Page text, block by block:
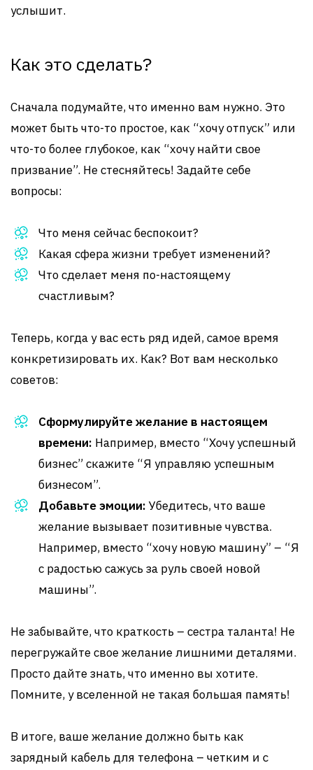
услышит.
Как это сделать?
Сначала подумайте, что именно вам нужно. Это
может быть что-то простое, как “хочу отпуск” или
что-то более глубокое, как “хочу найти свое
призвание”. Не стесняйтесь! Задайте себе
вопросы:
Что меня сейчас беспокоит?
Какая сфера жизни требует изменений?
Что сделает меня по-настоящему
счастливым?
Теперь, когда у вас есть ряд идей, самое время
конкретизировать их. Как? Вот вам несколько
советов:
Сформулируйте желание в настоящем
времени: Например, вместо “Хочу успешный
бизнес” скажите “Я управляю успешным
бизнесом”.
Добавьте эмоции: Убедитесь, что ваше
желание вызывает позитивные чувства.
Например, вместо “хочу новую машину” – “Я
с радостью сажусь за руль своей новой
машины”.
Не забывайте, что краткость – сестра таланта! Не
перегружайте свое желание лишними деталями.
Просто дайте знать, что именно вы хотите.
Помните, у вселенной не такая большая память!
В итоге, ваше желание должно быть как
зарядный кабель для телефона – четким и с